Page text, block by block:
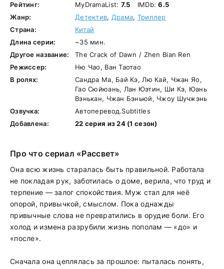
Рейтинг:
MyDramaList: 7.5 IMDb:6.5
Жанр:
Детектив, Драма, Триллер
Страна:
Китай
Длина серии:
~35 мин.
Другое название:
The Crack of Dawn‎ / Zhen Bian Ren
Режиссер:
Ню Чао, Ван Таотао
В ролях:
Сандра Ма, Бай Кэ, Лю Кай, Чжан Яо,
Гао Сюйюань, Лан Юэтин, Ши Кэ, Юань
Вэнькан, Чжан Бэньюй, Чжоу Шучжэнь
Озвучка:
Автоперевод.Subtitles
Добавлена:
22 серия из 24 (1 сезон)
Про что сериал «Рассвет»
Она всю жизнь старалась быть правильной. Работала
не покладая рук, заботилась о доме, верила, что труд и
терпение — залог спокойствия. Муж стал для неё
опорой, привычкой, смыслом. Пока однажды
привычные слова не превратились в орудие боли. Его
холод и измена разрубили жизнь пополам — «до» и
«после».
Сначала она цеплялась за прошлое: пыталась понять,